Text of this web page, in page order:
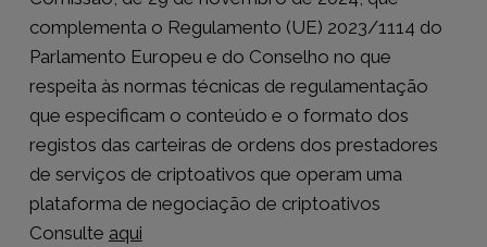
complementa o Regulamento (UE) 2023/1114 do
Parlamento Europeu e do Conselho no que
respeita às normas técnicas de regulamentação
que especificam o conteúdo e o formato dos
registos das carteiras de ordens dos prestadores
de serviços de criptoativos que operam uma
plataforma de negociação de criptoativos
Consulte aqui